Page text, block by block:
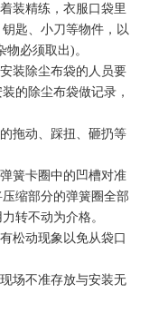
装精练，衣服口袋里
匙、小刀等物件，以
必须取出)。
装除尘布袋的人员要
的除尘布袋做记录，
拖动、踩扭、砸扔等
簧卡圈中的凹槽对准
缩部分的弹簧圈全部
转不动为介格。
松动现象以免从袋口
场不准存放与安装无